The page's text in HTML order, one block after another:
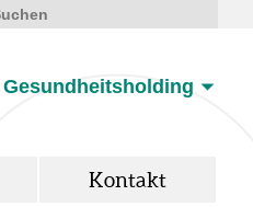
Kontakt